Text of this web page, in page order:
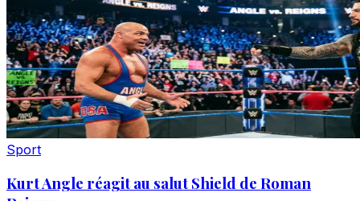
Sport
Kurt Angle réagit au salut Shield de Roman